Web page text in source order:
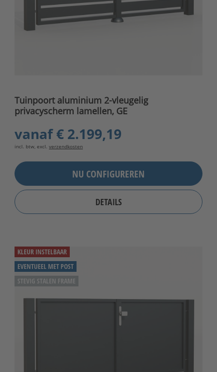
Tuinpoort aluminium 2-vleugelig
privacyscherm lamellen, GE
vanaf€ 2.199,19
incl. btw, excl. verzendkosten
NU CONFIGUREREN
DETAILS
KLEUR INSTELBAAR
EVENTUEEL MET POST
STEVIG STALEN FRAME